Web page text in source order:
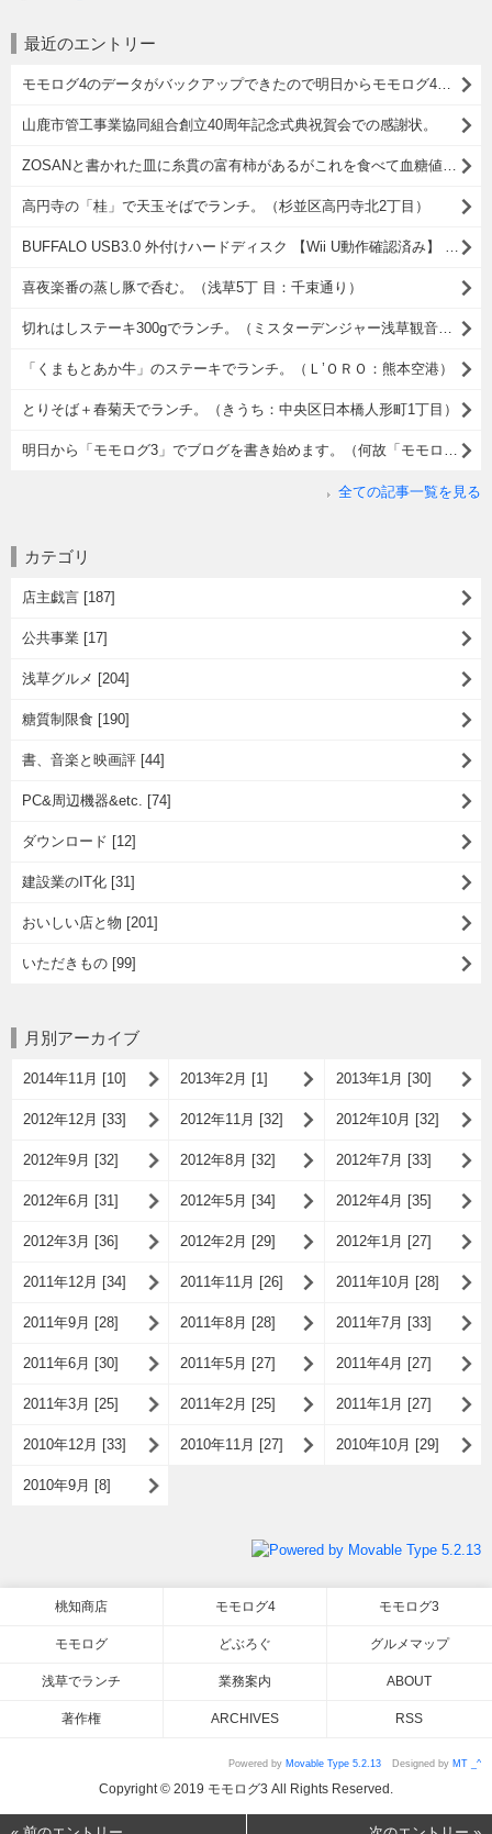
最近のエントリー
モモログ4のデータがバックアップできたので明日からモモログ4を再開しようかと思う。
山鹿市管工事業協同組合創立40周年記念式典祝賀会での感謝状。
ZOSANと書かれた皿に糸貫の富有柿があるがこれを食べて血糖値が上がったからそれがどうしたというのだ。
高円寺の「桂」で天玉そばでランチ。（杉並区高円寺北2丁目）
BUFFALO USB3.0 外付けハードディスク 【Wii U動作確認済み】 PC/家電対応 2TB HD-LB2.0TU3/N [フラストレーションフリーパッケージ(FFP)]をスカパーの録画用に購入したこと。
喜夜楽番の蒸し豚で呑む。（浅草5丁 目：千束通り）
切れはしステーキ300gでランチ。（ミスターデンジャー浅草観音店：浅草2丁目）
「くまもとあか牛」のステーキでランチ。（Ｌ’ＯＲＯ：熊本空港）
とりそば＋春菊天でランチ。（きうち：中央区日本橋人形町1丁目）
明日から「モモログ3」でブログを書き始めます。（何故「モモログ3」なのかの理由）
全ての記事一覧を見る
カテゴリ
店主戯言 [187]
公共事業 [17]
浅草グルメ [204]
糖質制限食 [190]
書、音楽と映画評 [44]
PC&周辺機器&etc. [74]
ダウンロード [12]
建設業のIT化 [31]
おいしい店と物 [201]
いただきもの [99]
月別アーカイブ
2014年11月 [10] 2013年2月 [1] 2013年1月 [30]
2012年12月 [33] 2012年11月 [32] 2012年10月 [32]
2012年9月 [32] 2012年8月 [32] 2012年7月 [33]
2012年6月 [31] 2012年5月 [34] 2012年4月 [35]
2012年3月 [36] 2012年2月 [29] 2012年1月 [27]
2011年12月 [34] 2011年11月 [26] 2011年10月 [28]
2011年9月 [28] 2011年8月 [28] 2011年7月 [33]
2011年6月 [30] 2011年5月 [27] 2011年4月 [27]
2011年3月 [25] 2011年2月 [25] 2011年1月 [27]
2010年12月 [33] 2010年11月 [27] 2010年10月 [29]
2010年9月 [8]
桃知商店 モモログ4 モモログ3
モモログ どぶろぐ グルメマップ
浅草でランチ 業務案内 ABOUT
著作権 ARCHIVES RSS
Powered by Movable Type 5.2.13 Designed by MT _^
Copyright © 2019 モモログ3 All Rights Reserved.